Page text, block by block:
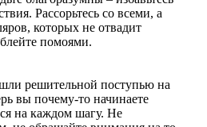
Рассорьтесь со всеми, а
которых не отвадит
помоями.
решительной поступью на
вы почему-то начинаете
на каждом шагу. Не